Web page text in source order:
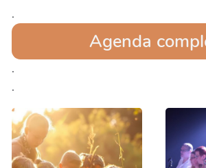
.
Agenda
.
.